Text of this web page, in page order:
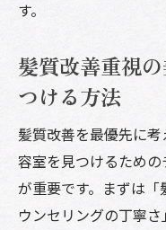
す。
髪質改善重視
つける方法
髪質改善を最優先に
容室を見つけるため
が重要です。まずは
ウンセリングの丁寧